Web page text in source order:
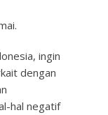
ingin
dengan
hal negatif